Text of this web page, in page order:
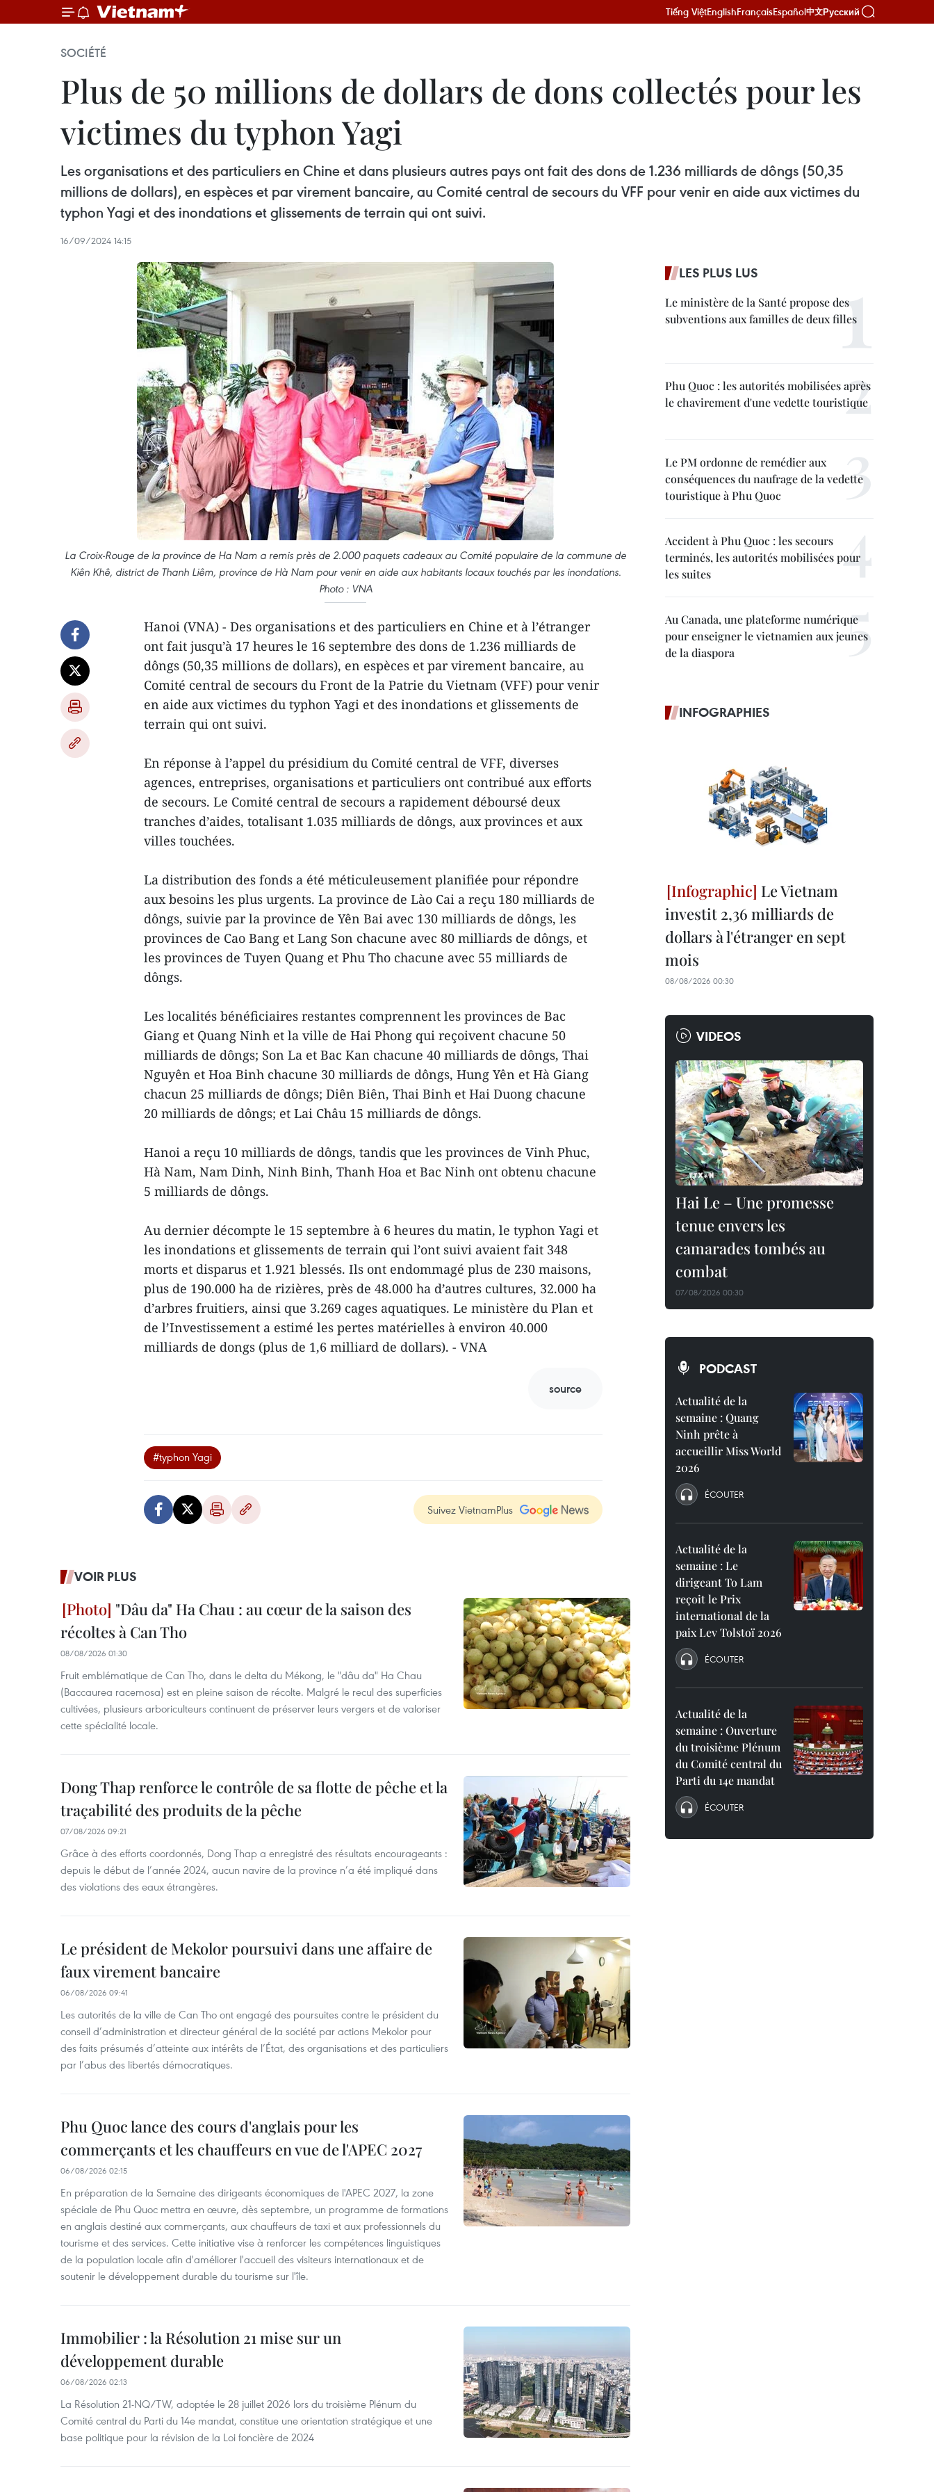
Tiếng ViệtEnglishFrançaisEspañol中文Русский
SOCIÉTÉ
Plus de 50 millions de dollars de dons collectés pour les
victimes du typhon Yagi
Les organisations et des particuliers en Chine et dans plusieurs autres pays ont fait des dons de 1.236 milliards de dôngs (50,35
millions de dollars), en espèces et par virement bancaire, au Comité central de secours du VFF pour venir en aide aux victimes du
typhon Yagi et des inondations et glissements de terrain qui ont suivi.
16/09/2024 14:15
La Croix-Rouge de la province de Ha Nam a remis près de 2.000 paquets cadeaux au Comité populaire de la commune de
Kiên Khê, district de Thanh Liêm, province de Hà Nam pour venir en aide aux habitants locaux touchés par les inondations.
Photo : VNA
Hanoi (VNA) - Des organisations et des particuliers en Chine et à l’étranger
ont fait jusqu’à 17 heures le 16 septembre des dons de 1.236 milliards de
dôngs (50,35 millions de dollars), en espèces et par virement bancaire, au
Comité central de secours du Front de la Patrie du Vietnam (VFF) pour venir
en aide aux victimes du typhon Yagi et des inondations et glissements de
terrain qui ont suivi.
En réponse à l’appel du présidium du Comité central de VFF, diverses
agences, entreprises, organisations et particuliers ont contribué aux efforts
de secours. Le Comité central de secours a rapidement déboursé deux
tranches d’aides, totalisant 1.035 milliards de dôngs, aux provinces et aux
villes touchées.
La distribution des fonds a été méticuleusement planifiée pour répondre
aux besoins les plus urgents. La province de Lào Cai a reçu 180 milliards de
dôngs, suivie par la province de Yên Bai avec 130 milliards de dôngs, les
provinces de Cao Bang et Lang Son chacune avec 80 milliards de dôngs, et
les provinces de Tuyen Quang et Phu Tho chacune avec 55 milliards de
dôngs.
Les localités bénéficiaires restantes comprennent les provinces de Bac
Giang et Quang Ninh et la ville de Hai Phong qui reçoivent chacune 50
milliards de dôngs; Son La et Bac Kan chacune 40 milliards de dôngs, Thai
Nguyên et Hoa Binh chacune 30 milliards de dôngs, Hung Yên et Hà Giang
chacun 25 milliards de dôngs; Diên Biên, Thai Binh et Hai Duong chacune
20 milliards de dôngs; et Lai Châu 15 milliards de dôngs.
Hanoi a reçu 10 milliards de dôngs, tandis que les provinces de Vinh Phuc,
Hà Nam, Nam Dinh, Ninh Binh, Thanh Hoa et Bac Ninh ont obtenu chacune
5 milliards de dôngs.
Au dernier décompte le 15 septembre à 6 heures du matin, le typhon Yagi et
les inondations et glissements de terrain qui l’ont suivi avaient fait 348
morts et disparus et 1.921 blessés. Ils ont endommagé plus de 230 maisons,
plus de 190.000 ha de rizières, près de 48.000 ha d’autres cultures, 32.000 ha
d’arbres fruitiers, ainsi que 3.269 cages aquatiques. Le ministère du Plan et
de l’Investissement a estimé les pertes matérielles à environ 40.000
milliards de dongs (plus de 1,6 milliard de dollars). - VNA
source
#typhon Yagi
Suivez VietnamPlus
VOIR PLUS
"Dâu da" Ha Chau : au cœur de la saison des
récoltes à Can Tho
08/08/2026 01:30
Fruit emblématique de Can Tho, dans le delta du Mékong, le "dâu da" Ha Chau
(Baccaurea racemosa) est en pleine saison de récolte. Malgré le recul des superficies
cultivées, plusieurs arboriculteurs continuent de préserver leurs vergers et de valoriser
cette spécialité locale.
Dong Thap renforce le contrôle de sa flotte de pêche et la
traçabilité des produits de la pêche
07/08/2026 09:21
Grâce à des efforts coordonnés, Dong Thap a enregistré des résultats encourageants :
depuis le début de l’année 2024, aucun navire de la province n’a été impliqué dans
des violations des eaux étrangères.
Le président de Mekolor poursuivi dans une affaire de
faux virement bancaire
06/08/2026 09:41
Les autorités de la ville de Can Tho ont engagé des poursuites contre le président du
conseil d’administration et directeur général de la société par actions Mekolor pour
des faits présumés d’atteinte aux intérêts de l’État, des organisations et des particuliers
par l’abus des libertés démocratiques.
Phu Quoc lance des cours d'anglais pour les
commerçants et les chauffeurs en vue de l'APEC 2027
06/08/2026 02:15
En préparation de la Semaine des dirigeants économiques de l'APEC 2027, la zone
spéciale de Phu Quoc mettra en œuvre, dès septembre, un programme de formations
en anglais destiné aux commerçants, aux chauffeurs de taxi et aux professionnels du
tourisme et des services. Cette initiative vise à renforcer les compétences linguistiques
de la population locale afin d'améliorer l'accueil des visiteurs internationaux et de
soutenir le développement durable du tourisme sur l'île.
Immobilier : la Résolution 21 mise sur un
développement durable
06/08/2026 02:13
La Résolution 21-NQ/TW, adoptée le 28 juillet 2026 lors du troisième Plénum du
Comité central du Parti du 14e mandat, constitue une orientation stratégique et une
base politique pour la révision de la Loi foncière de 2024
LES PLUS LUS
Le ministère de la Santé propose des
subventions aux familles de deux filles
Phu Quoc : les autorités mobilisées après
le chavirement d'une vedette touristique
Le PM ordonne de remédier aux
conséquences du naufrage de la vedette
touristique à Phu Quoc
Accident à Phu Quoc : les secours
terminés, les autorités mobilisées pour
les suites
Au Canada, une plateforme numérique
pour enseigner le vietnamien aux jeunes
de la diaspora
INFOGRAPHIES
Le Vietnam
investit 2,36 milliards de
dollars à l'étranger en sept
mois
08/08/2026 00:30
VIDEOS
Hai Le – Une promesse
tenue envers les
camarades tombés au
combat
07/08/2026 00:30
PODCAST
Actualité de la
semaine : Quang
Ninh prête à
accueillir Miss World
2026
ÉCOUTER
Actualité de la
semaine : Le
dirigeant To Lam
reçoit le Prix
international de la
paix Lev Tolstoï 2026
ÉCOUTER
Actualité de la
semaine : Ouverture
du troisième Plénum
du Comité central du
Parti du 14e mandat
ÉCOUTER